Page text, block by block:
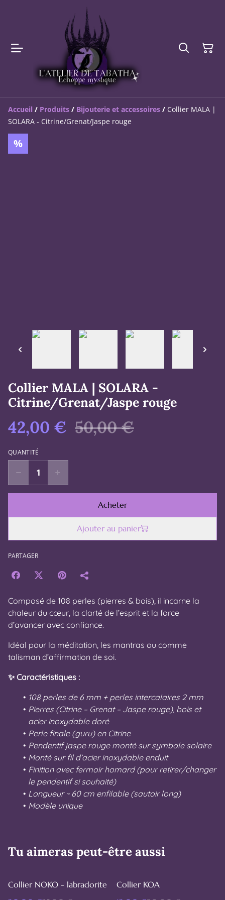
Accueil / Produits / Bijouterie et accessoires / Collier MALA |
SOLARA - Citrine/Grenat/Jaspe rouge
%
Collier MALA | SOLARA -
Citrine/Grenat/Jaspe rouge
42,00 € 50,00 €
QUANTITÉ
Acheter
Ajouter au panier
PARTAGER
Composé de 108 perles (pierres & bois), il incarne la
chaleur du cœur, la clarté de l’esprit et la force
d’avancer avec confiance.
Idéal pour la méditation, les mantras ou comme
talisman d’affirmation de soi.
✨ Caractéristiques :
108 perles de 6 mm + perles intercalaires 2 mm
Pierres (Citrine – Grenat – Jaspe rouge), bois et
acier inoxydable doré
Perle finale (guru) en Citrine
Pendentif jaspe rouge monté sur symbole solaire
Monté sur fil d’acier inoxydable enduit
Finition avec fermoir homard (pour retirer/changer
le pendentif si souhaité)
Longueur ~ 60 cm enfilable (sautoir long)
Modèle unique
Tu aimeras peut-être aussi
%
Collier NOKO - labradorite
%
Collier KOA